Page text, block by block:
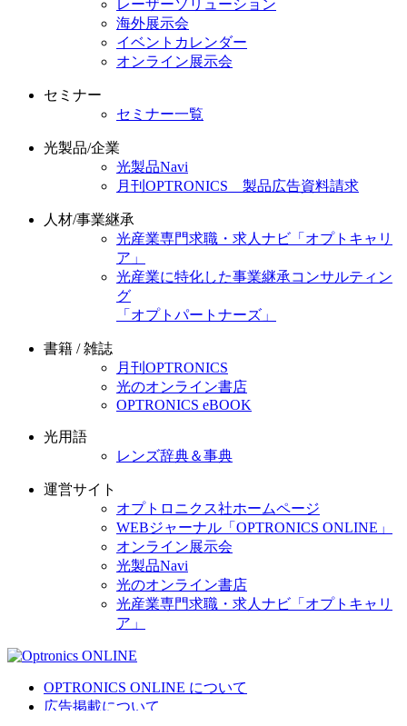
レーザーソリューション
海外展示会
イベントカレンダー
オンライン展示会
セミナー
セミナー一覧
光製品/企業
光製品Navi
月刊OPTRONICS 製品広告資料請求
人材/事業継承
光産業専門求職・求人ナビ「オプトキャリ
ア」
光産業に特化した事業継承コンサルティン
グ
「オプトパートナーズ」
書籍 / 雑誌
月刊OPTRONICS
光のオンライン書店
OPTRONICS eBOOK
光用語
レンズ辞典＆事典
運営サイト
オプトロニクス社ホームページ
WEBジャーナル「OPTRONICS ONLINE」
オンライン展示会
光製品Navi
光のオンライン書店
光産業専門求職・求人ナビ「オプトキャリ
ア」
OPTRONICS ONLINE について
広告掲載について